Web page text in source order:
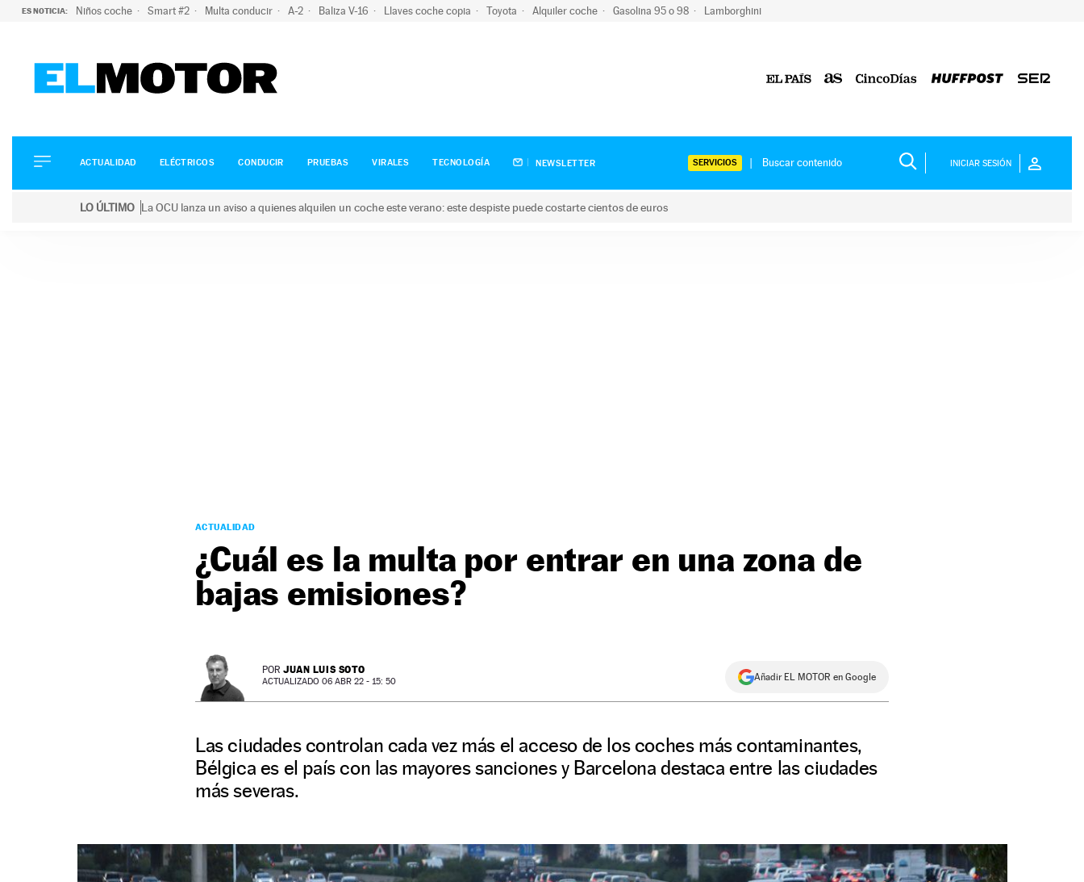
ES NOTICIA: Niños coche Smart #2 Multa conducir A-2 Baliza V-16 Llaves coche copia Toyota Alquiler coche Gasolina 95 o 98 Lamborghini
ELÉCTRICOS
CONDUCIR
ACTUALIDAD ELÉCTRICOS CONDUCIR PRUEBAS VIRALES TECNOLOGÍA NEWSLETTER SERVICIOS INICIAR SESIÓN
LO ÚLTIMO La OCU lanza un aviso a quienes alquilen un coche este verano: este despiste puede costarte cientos de euros
ACTUALIDAD
¿Cuál es la multa por entrar en una zona de
bajas emisiones?
POR JUAN LUIS SOTO
ACTUALIZADO 06 ABR 22 - 15: 50 Añadir EL MOTOR en Google
Las ciudades controlan cada vez más el acceso de los coches más contaminantes,
Bélgica es el país con las mayores sanciones y Barcelona destaca entre las ciudades
más severas.